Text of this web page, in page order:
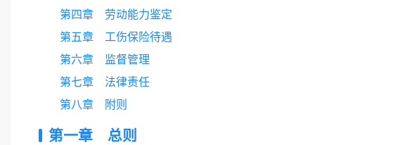
第四章 劳动能力鉴定
第五章 工伤保险待遇
第六章 监督管理
第七章 法律责任
第八章 附则
第一章 总则